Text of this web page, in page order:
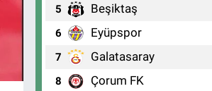
5 Beşiktaş
6 Eyüpspor
7 Galatasaray
8 Çorum FK